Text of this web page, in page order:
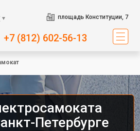
▼ площадь Конституции, 7
+7 (812) 602-56-13
Петербурге